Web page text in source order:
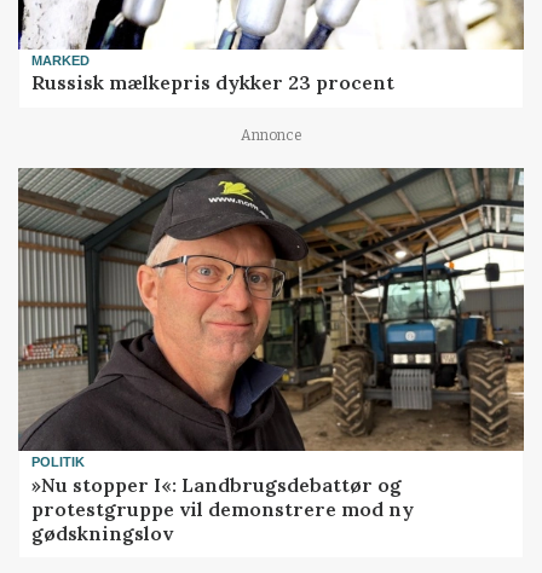
MARKED
Russisk mælkepris dykker 23 procent
Annonce
POLITIK
»Nu stopper I«: Landbrugsdebattør og
protestgruppe vil demonstrere mod ny
gødskningslov